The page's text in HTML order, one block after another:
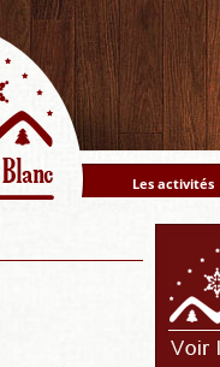
Les activités